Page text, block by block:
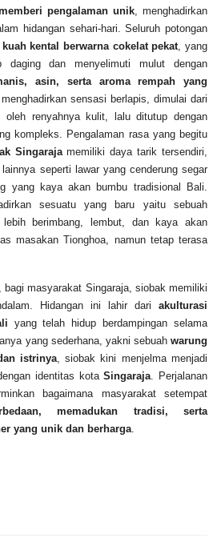
pengalaman unik , menghadirkan
hidangan sehari-hari. Seluruh potongan
kuah kental berwarna cokelat pekat , yang
dan menyelimuti mulut dengan
asin, serta aroma rempah yang
sensasi berlapis, dimulai dari
oleh renyahnya kulit, lalu ditutup dengan
kompleks. Pengalaman rasa yang begitu
Singarajamemiliki daya tarik tersendiri,
seperti lawar yang cenderung segar
yang kaya akan bumbu tradisional Bali.
sesuatu yang baru yaitu sebuah
berimbang, lembut, dan kaya akan
masakan Tionghoa, namun tetap terasa
bagi masyarakat Singaraja, siobak memiliki
Hidangan ini lahir dari akulturasi
yang telah hidup berdampingan selama
yang sederhana, yakni sebuah warung
istrinya, siobak kini menjelma menjadi
identitas kotaSingaraja . Perjalanan
bagaimana masyarakat setempat
memadukan tradisi, serta
yang unik dan berharga